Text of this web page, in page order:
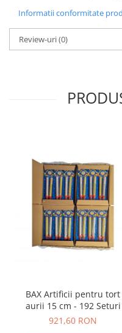
Informatii conformitate
Review-uri(0)
BAX Artificii pentru tort
aurii 15 cm - 192 Seturi
921,60 RON